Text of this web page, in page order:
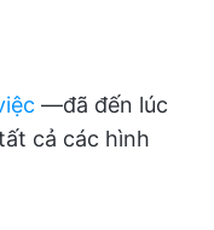
—đã đến lúc
cả các hình